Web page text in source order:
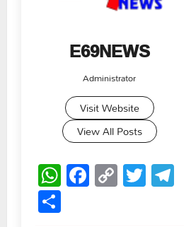
E69NEWS
Administrator
Visit Website
View All Posts
WhatsApp
Facebook
Copy
Link
Twitter
Share